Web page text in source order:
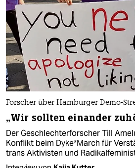
Forscher über Hamburger Demo-
„Wir sollten einander
Der Geschlechterforscher Till
Konflikt beim Dy­ke*­M­arch für
trans Aktivisten und